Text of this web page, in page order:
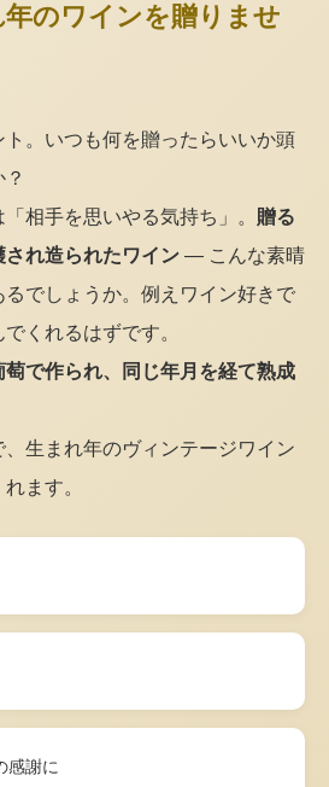
のワインを贈りませ
。いつも何を贈ったらいいか頭
相手を思いやる気持ち」。 贈る
れ造られたワイン — こんな素晴
でしょうか。例えワイン好きで
くれるはずです。
萄で作られ、同じ年月を経て熟成
、生まれ年のヴィンテージワイン
ます。
感謝に